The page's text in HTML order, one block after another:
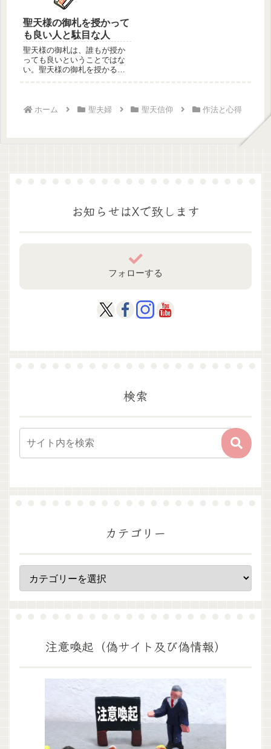
聖天様の御札を授かって
も良い人と駄目な人
聖天様の御札は、誰もが授か
っても良いということではな
い。聖天様の御札を授かると
ホーム 聖夫婦 聖天信仰 作法と心得
お知らせはXで致します
フォローする
検索
カテゴリー
注意喚起（偽サイト及び偽情報）